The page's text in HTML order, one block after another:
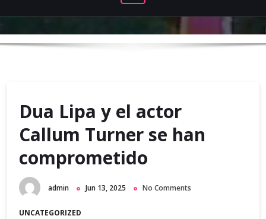
Dua Lipa y el actor
Callum Turner se han
comprometido
admin Jun 13, 2025 No Comments
UNCATEGORIZED